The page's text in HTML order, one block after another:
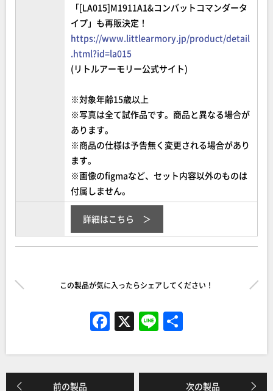
「[LA015]M1911A1&コンバットコマンダータ
イプ」も再販決定！
https://www.littlearmory.jp/product/detail
.html?id=la015
(リトルアーモリー公式サイト)
※対象年齢15歳以上
※写真は全て試作品です。商品と異なる場合が
あります。
※商品の仕様は予告無く変更される場合があり
ます。
※画像のfigmaなど、セット内容以外のものは
付属しません。
詳細はこちら
この製品が気に入ったらシェアしてください！
F
c
e
X Li
e
前の製品 次の製品